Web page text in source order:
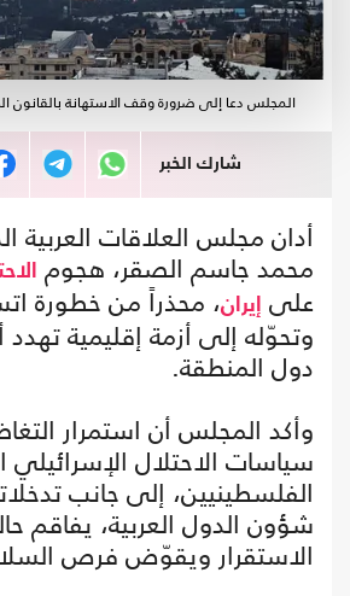
المجلس دعا إلى ضرورة وقف الاستهانة بالقانون
شارك الخبر
أدان مجلس العلاقات العربية
محمد جاسم الصقر، هجوم
على
إيران، محذراً من خطورة
وتحوّله إلى أزمة إقليمية
دول المنطقة.
وأكد المجلس أن استمرار
سياسات الاحتلال الإسرائيلي
الفلسطينيين، إلى جانب
شؤون الدول العربية، يفاقم
الاستقرار ويقوّض فرص